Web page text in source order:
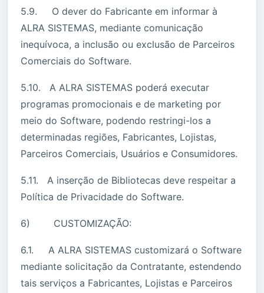
5.9. O dever do Fabricante em informar à
ALRA SISTEMAS, mediante comunicação
inequívoca, a inclusão ou exclusão de Parceiros
Comerciais do Software.
5.10. A ALRA SISTEMAS poderá executar
programas promocionais e de marketing por
meio do Software, podendo restringi-los a
determinadas regiões, Fabricantes, Lojistas,
Parceiros Comerciais, Usuários e Consumidores.
5.11. A inserção de Bibliotecas deve respeitar a
Política de Privacidade do Software.
6) CUSTOMIZAÇÃO:
6.1. A ALRA SISTEMAS customizará o Software
mediante solicitação da Contratante, estendendo
tais serviços a Fabricantes, Lojistas e Parceiros